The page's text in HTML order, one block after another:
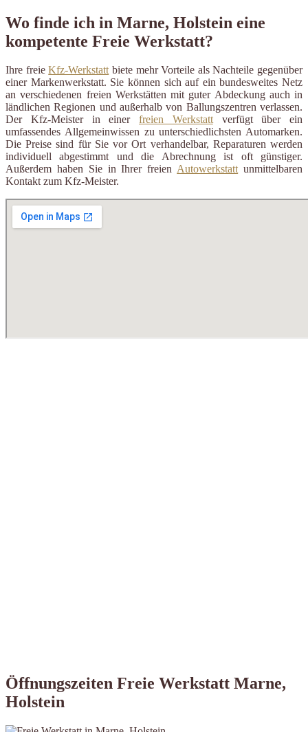
Wo finde ich in Marne, Holstein eine
kompetente Freie Werkstatt?
Ihre freieKfz-Werkstattbiete mehr Vorteile als Nachteile gegenüber
einer Markenwerkstatt. Sie können sich auf ein bundesweites Netz
an verschiedenen freien Werkstätten mit guter Abdeckung auch in
ländlichen Regionen und außerhalb von Ballungszentren verlassen.
Der Kfz-Meister in einer freien Werkstattverfügt über ein
umfassendes Allgemeinwissen zu unterschiedlichsten Automarken.
Die Preise sind für Sie vor Ort verhandelbar, Reparaturen werden
individuell abgestimmt und die Abrechnung ist oft günstiger.
Außerdem haben Sie in Ihrer freienAutowerkstattunmittelbaren
Kontakt zum Kfz-Meister.
Öffnungszeiten Freie Werkstatt Marne,
Holstein